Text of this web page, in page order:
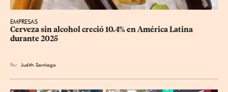
EMPRESAS
Cerveza sin alcohol creció 10.4% en América Latina
durante 2025
Por Judith Santiago